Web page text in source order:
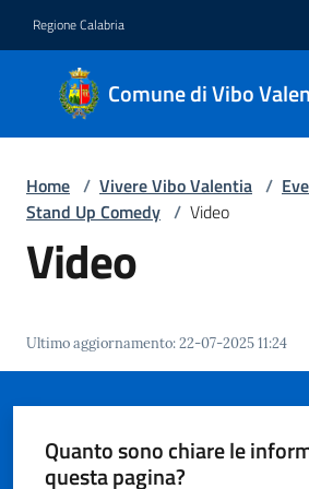
Regione Calabria
Comune di Vibo
Comune
di Vibo
Valentia
Servizi
Vivere
Vibo
Valentia
Home / Vivere Vibo Valentia /
Stand Up Comedy / Video
Video
Ultimo aggiornamento:22-07-2025 11:24
Quanto sono chiare le
questa pagina?